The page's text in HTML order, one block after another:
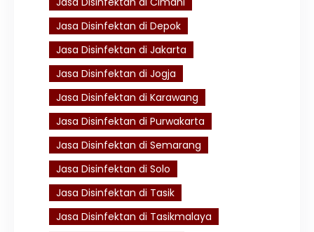
Jasa Disinfektan di Depok
Jasa Disinfektan di Jakarta
Jasa Disinfektan di Jogja
Jasa Disinfektan di Karawang
Jasa Disinfektan di Purwakarta
Jasa Disinfektan di Semarang
Jasa Disinfektan di Solo
Jasa Disinfektan di Tasik
Jasa Disinfektan di Tasikmalaya